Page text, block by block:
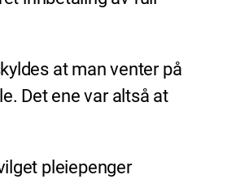
at man venter på
Det ene var altså at
pleiepenger